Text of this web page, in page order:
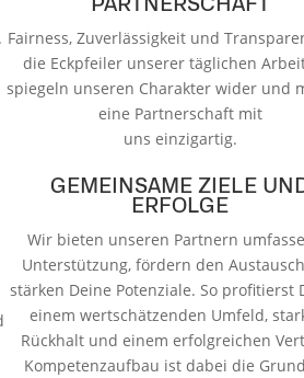
Fairness, Zuverlässigkeit und
die Eckpfeiler unserer täglichen
spiegeln unseren Charakter wider und
eine Partnerschaft mit
uns einzigartig.
GEMEINSAME ZIELE
ERFOLGE
Wir bieten unseren Partnern
Unterstützung, fördern den
stärken Deine Potenziale. So profitierst
einem wertschätzenden Umfeld,
Rückhalt und einem erfolgreichen
Kompetenzaufbau ist dabei die